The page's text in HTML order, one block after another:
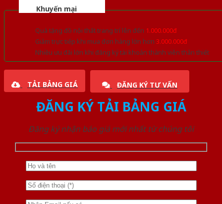
Khuyến mại
Quà tặng đồ nội thất trang trí lên đến 1.000.000đ
Giảm trực tiếp khi mua đơn hàng lớn hơn 3.000.000đ
Nhiều ưu đãi lớn khi đăng ký tài khoản thành viên thân thiết
TẢI BẢNG GIÁ ĐĂNG KÝ TƯ VẤN
ĐĂNG KÝ TẢI BẢNG GIÁ
Đăng ký nhận báo giá mới nhất từ chúng tôi